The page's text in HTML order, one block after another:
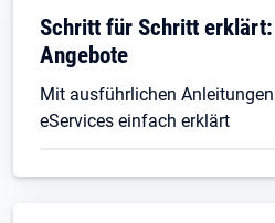
Schritt für Schritt
Angebote
Mit ausführlichen
eServices einfach erklärt